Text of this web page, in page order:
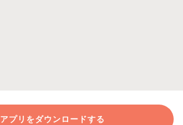
アプリをダウンロードする